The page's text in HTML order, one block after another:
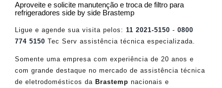
Aproveite e solicite manutenção e troca de filtro para
refrigeradores side by side Brastemp
Ligue e agende sua visita pelos: 11 2021-5150 - 0800
774 5150 Tec Serv assistência técnica especializada.
Somente uma empresa com experiência de 20 anos e
com grande destaque no mercado de assistência técnica
de eletrodomésticos da Brastemp nacionais e